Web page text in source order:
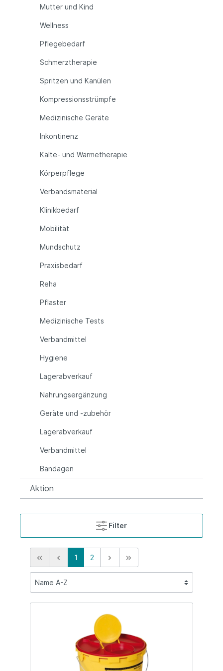
Mutter und Kind
Wellness
Pflegebedarf
Schmerztherapie
Spritzen und Kanülen
Kompressionsstrümpfe
Medizinische Geräte
Inkontinenz
Kälte- und Wärmetherapie
Körperpflege
Verbandsmaterial
Klinikbedarf
Mobilität
Mundschutz
Praxisbedarf
Reha
Pflaster
Medizinische Tests
Verbandmittel
Hygiene
Lagerabverkauf
Nahrungsergänzung
Geräte und -zubehör
Lagerabverkauf
Verbandmittel
Bandagen
Aktion
Filter
1 2